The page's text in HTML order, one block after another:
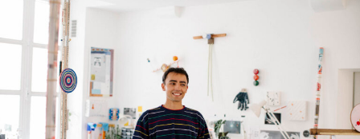
PROGRAMMATION
MAGAZINE
ESPACES DE PRATIQUE ARTISTIQUE ↓